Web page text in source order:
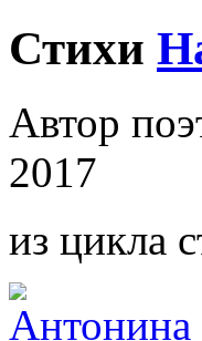
Стихи
Автор
2017
из цикла